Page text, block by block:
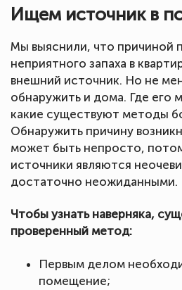
Ищем источник в
Мы выяснили, что причиной
неприятного запаха в
внешний источник. Но не
обнаружить и дома. Где его
какие существуют методы
Обнаружить причину
может быть непросто,
источники являются
достаточно неожиданными.
Чтобы узнать наверняка,
проверенный метод:
Первым делом
помещение;